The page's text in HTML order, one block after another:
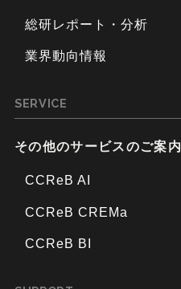
総研レポート・分析
業界動向情報
SERVICE
その他のサービスのご案内
CCReB AI
CCReB CREMa
CCReB BI